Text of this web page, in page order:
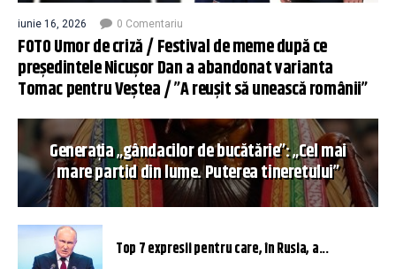
iunie 16, 2026 0 Comentariu
FOTO Umor de criză / Festival de meme după ce
președintele Nicușor Dan a abandonat varianta
Tomac pentru Veștea / ”A reușit să unească românii”
Generația „gândacilor de bucătărie”: „Cel mai
mare partid din lume. Puterea tineretului”
Top 7 expresii pentru care, în Rusia, a...